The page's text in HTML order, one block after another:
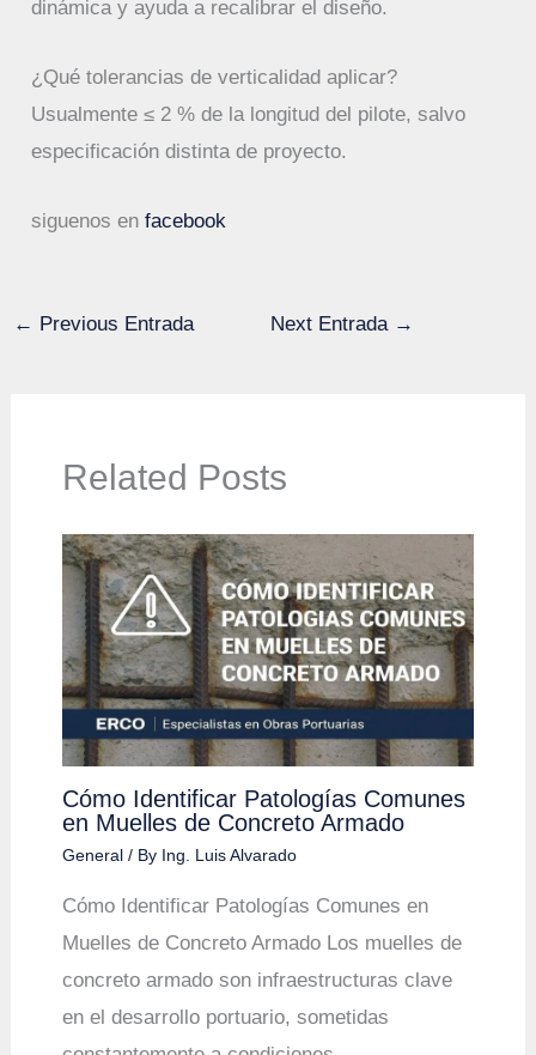
dinámica y ayuda a recalibrar el diseño.
¿Qué tolerancias de verticalidad aplicar?
Usualmente ≤ 2 % de la longitud del pilote, salvo
especificación distinta de proyecto.
siguenos enfacebook
← Previous Entrada Next Entrada →
Related Posts
Cómo Identificar Patologías Comunes
en Muelles de Concreto Armado
General/ By Ing. Luis Alvarado
Cómo Identificar Patologías Comunes en
Muelles de Concreto Armado Los muelles de
concreto armado son infraestructuras clave
en el desarrollo portuario, sometidas